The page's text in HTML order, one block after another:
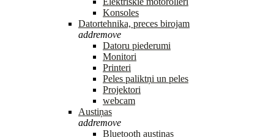
Konsoles
Datortehnika, preces birojam
addremove
Datoru piederumi
Monitori
Printeri
Peles paliktņi un peles
Projektori
webcam
Austiņas
addremove
Bluetooth austiņas